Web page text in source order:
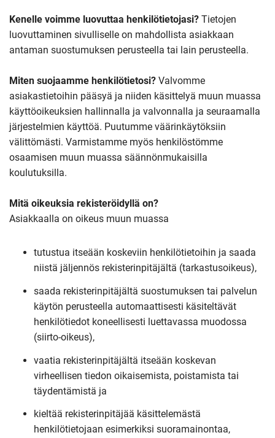
Kenelle voimme luovuttaa henkilötietojasi? Tietojen
luovuttaminen sivulliselle on mahdollista asiakkaan
antaman suostumuksen perusteella tai lain perusteella.
Miten suojaamme henkilötietosi? Valvomme
asiakastietoihin pääsyä ja niiden käsittelyä muun muassa
käyttöoikeuksien hallinnalla ja valvonnalla ja seuraamalla
järjestelmien käyttöä. Puutumme väärinkäytöksiin
välittömästi. Varmistamme myös henkilöstömme
osaamisen muun muassa säännönmukaisilla
koulutuksilla.
Mitä oikeuksia rekisteröidyllä on?
Asiakkaalla on oikeus muun muassa
tutustua itseään koskeviin henkilötietoihin ja saada
niistä jäljennös rekisterinpitäjältä (tarkastusoikeus),
saada rekisterinpitäjältä suostumuksen tai palvelun
käytön perusteella automaattisesti käsiteltävät
henkilötiedot koneellisesti luettavassa muodossa
(siirto-oikeus),
vaatia rekisterinpitäjältä itseään koskevan
virheellisen tiedon oikaisemista, poistamista tai
täydentämistä ja
kieltää rekisterinpitäjää käsittelemästä
henkilötietojaan esimerkiksi suoramainontaa,